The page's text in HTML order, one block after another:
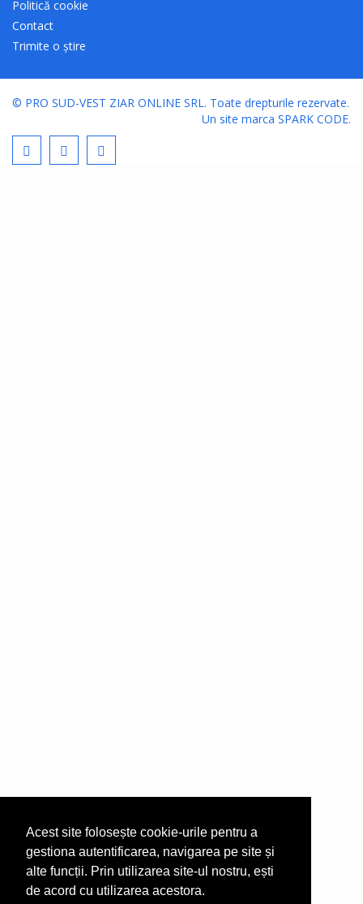
Acest site folosește cookie-urile pentru a
gestiona autentificarea, navigarea pe site și
alte funcții. Prin utilizarea site-ul nostru, ești
de acord cu utilizarea acestora.
Politică cookie
Contact
Trimite o știre
© PRO SUD-VEST ZIAR ONLINE SRL. Toate drepturile rezervate.
Un site marca SPARK CODE.